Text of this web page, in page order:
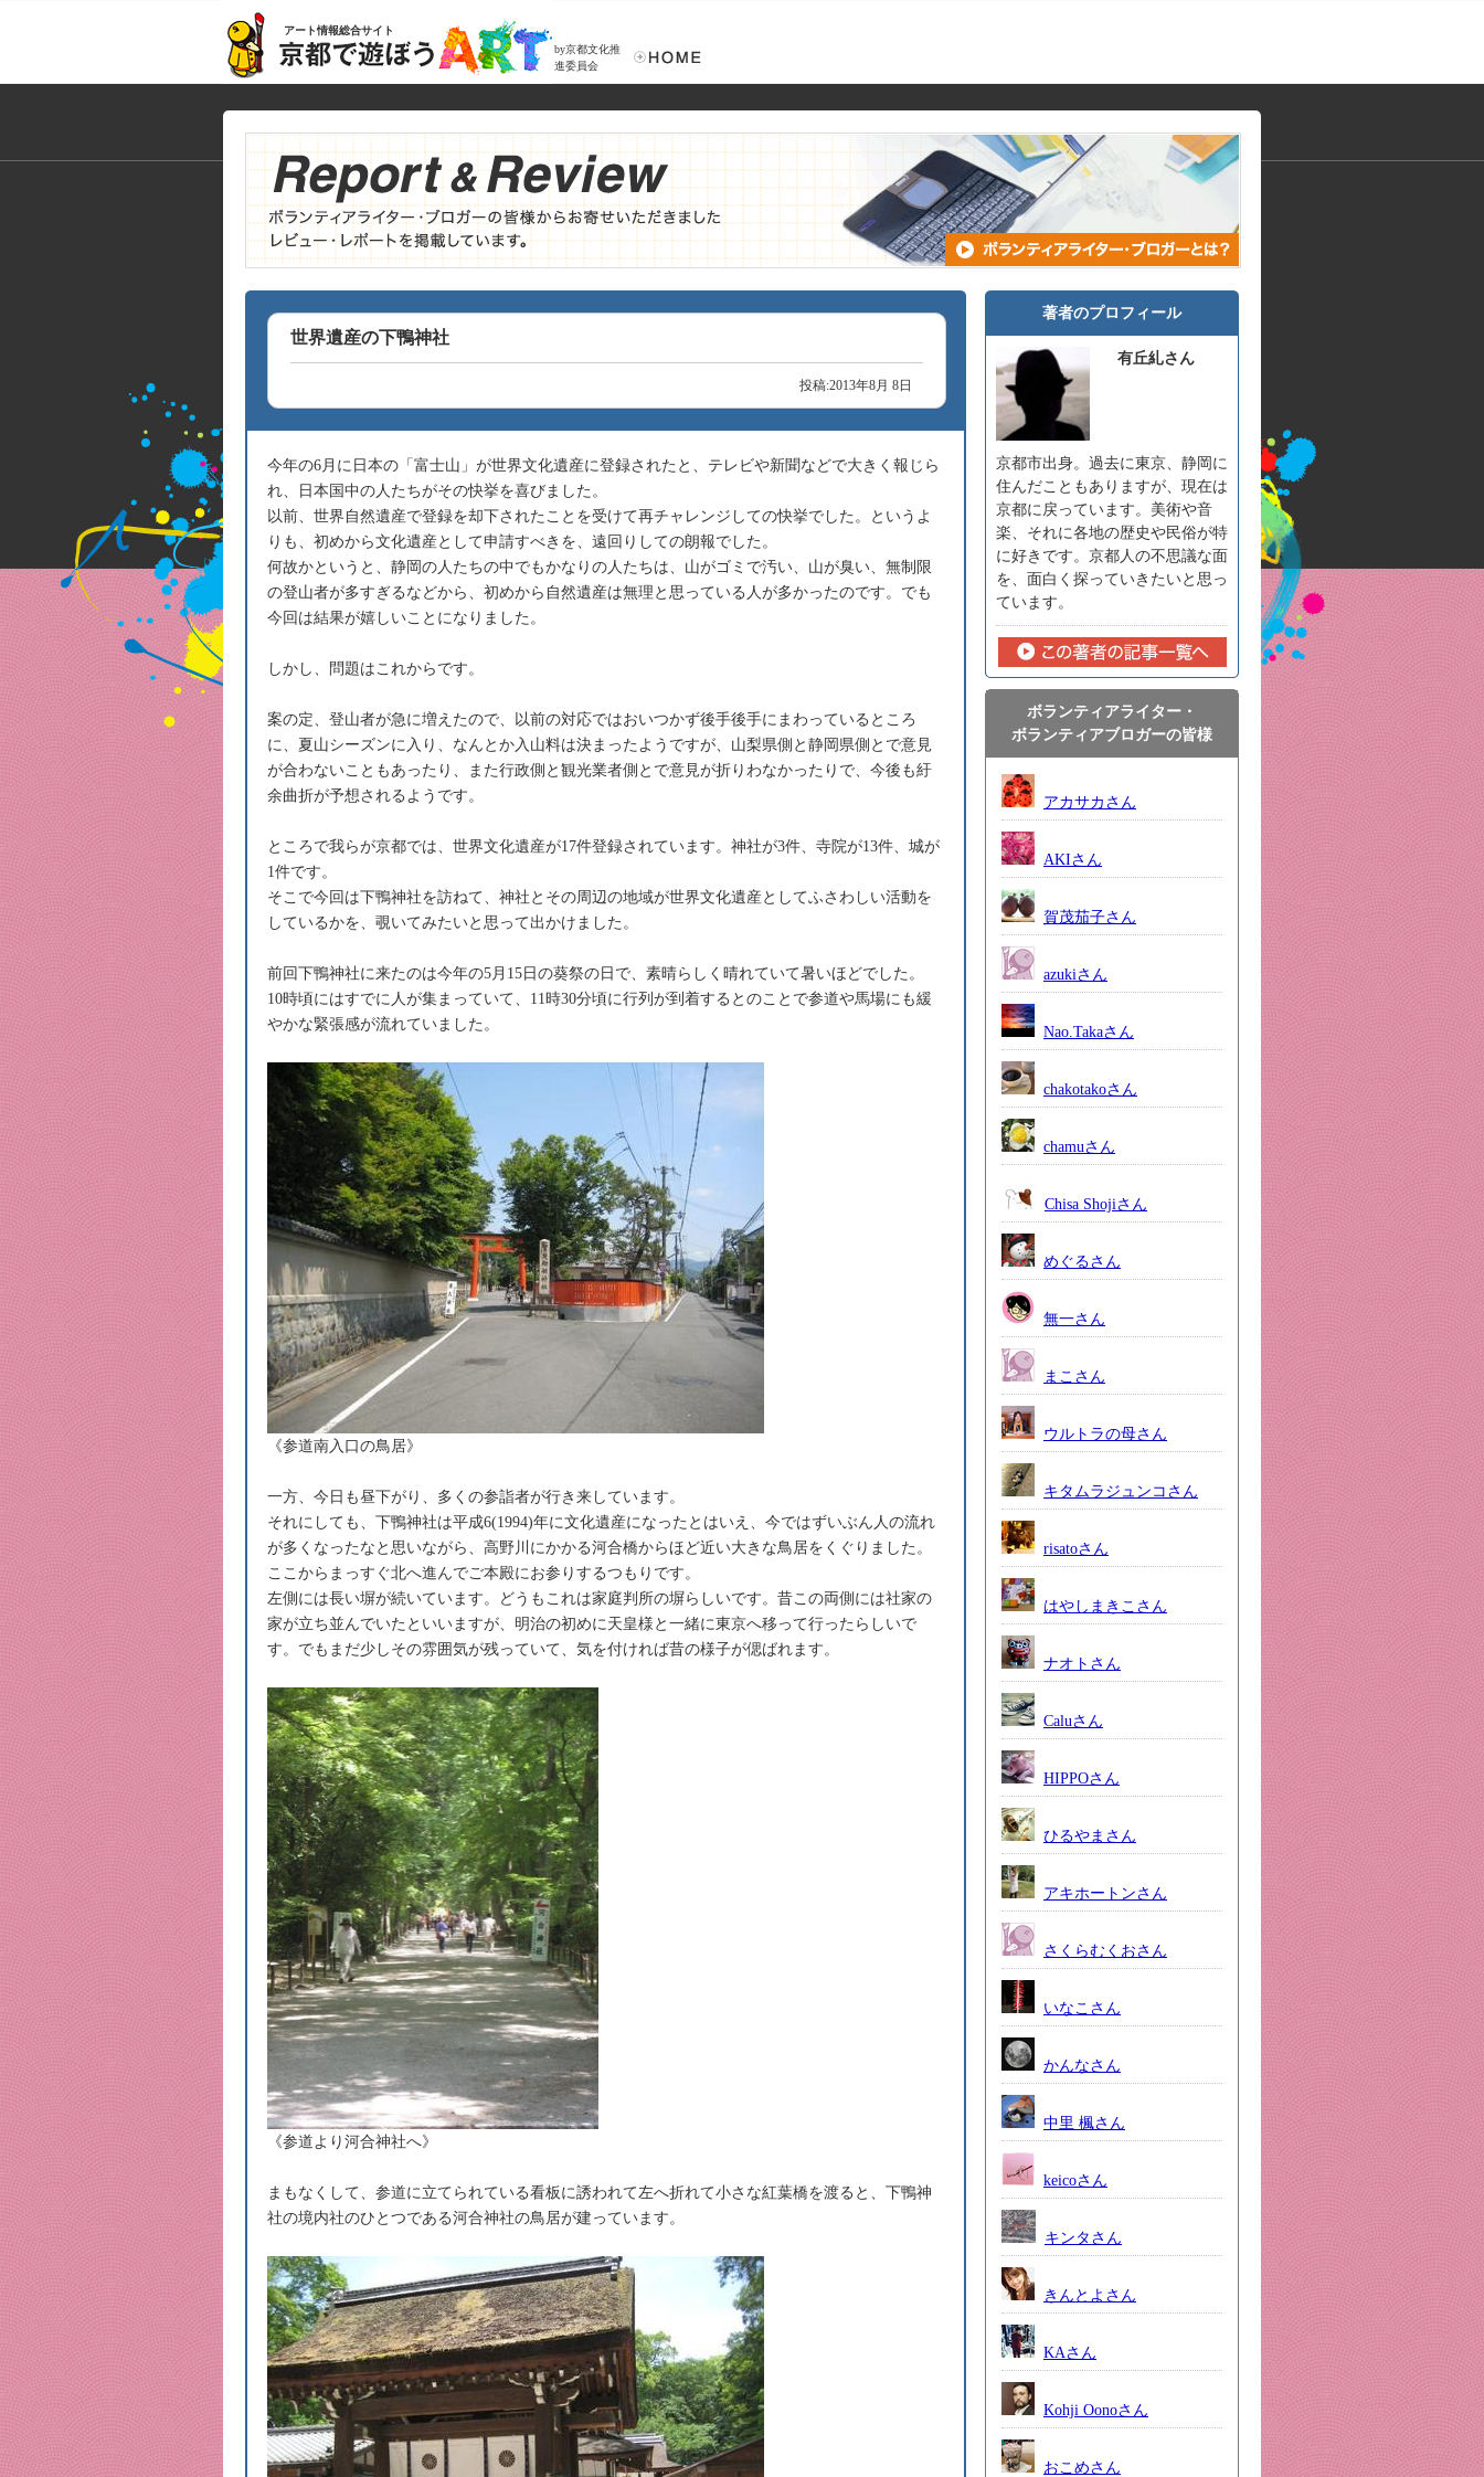
アート情報総合サイト
by京都文化推
進委員会
世界遺産の下鴨神社
投稿:2013年8月 8日
今年の6月に日本の「富士山」が世界文化遺産に登録されたと、テレビや新聞などで大きく報じら
れ、日本国中の人たちがその快挙を喜びました。
以前、世界自然遺産で登録を却下されたことを受けて再チャレンジしての快挙でした。というよ
りも、初めから文化遺産として申請すべきを、遠回りしての朗報でした。
何故かというと、静岡の人たちの中でもかなりの人たちは、山がゴミで汚い、山が臭い、無制限
の登山者が多すぎるなどから、初めから自然遺産は無理と思っている人が多かったのです。でも
今回は結果が嬉しいことになりました。
しかし、問題はこれからです。
案の定、登山者が急に増えたので、以前の対応ではおいつかず後手後手にまわっているところ
に、夏山シーズンに入り、なんとか入山料は決まったようですが、山梨県側と静岡県側とで意見
が合わないこともあったり、また行政側と観光業者側とで意見が折りわなかったりで、今後も紆
余曲折が予想されるようです。
ところで我らが京都では、世界文化遺産が17件登録されています。神社が3件、寺院が13件、城が
1件です。
そこで今回は下鴨神社を訪ねて、神社とその周辺の地域が世界文化遺産としてふさわしい活動を
しているかを、覗いてみたいと思って出かけました。
前回下鴨神社に来たのは今年の5月15日の葵祭の日で、素晴らしく晴れていて暑いほどでした。
10時頃にはすでに人が集まっていて、11時30分頃に行列が到着するとのことで参道や馬場にも緩
やかな緊張感が流れていました。
《参道南入口の鳥居》
一方、今日も昼下がり、多くの参詣者が行き来しています。
それにしても、下鴨神社は平成6(1994)年に文化遺産になったとはいえ、今ではずいぶん人の流れ
が多くなったなと思いながら、高野川にかかる河合橋からほど近い大きな鳥居をくぐりました。
ここからまっすぐ北へ進んでご本殿にお参りするつもりです。
左側には長い塀が続いています。どうもこれは家庭判所の塀らしいです。昔この両側には社家の
家が立ち並んでいたといいますが、明治の初めに天皇様と一緒に東京へ移って行ったらしいで
す。でもまだ少しその雰囲気が残っていて、気を付ければ昔の様子が偲ばれます。
《参道より河合神社へ》
まもなくして、参道に立てられている看板に誘われて左へ折れて小さな紅葉橋を渡ると、下鴨神
社の境内社のひとつである河合神社の鳥居が建っています。
著者のプロフィール
有丘糺さん
京都市出身。過去に東京、静岡に
住んだこともありますが、現在は
京都に戻っています。美術や音
楽、それに各地の歴史や民俗が特
に好きです。京都人の不思議な面
を、面白く探っていきたいと思っ
ています。
ボランティアライター・
ボランティアブロガーの皆様
アカサカさん
AKIさん
賀茂茄子さん
azukiさん
Nao.Takaさん
chakotakoさん
chamuさん
Chisa Shojiさん
めぐるさん
無一さん
まこさん
ウルトラの母さん
キタムラジュンコさん
risatoさん
はやしまきこさん
ナオトさん
Caluさん
HIPPOさん
ひるやまさん
アキホートンさん
さくらむくおさん
いなこさん
かんなさん
中里 楓さん
keicoさん
キンタさん
きんとよさん
KAさん
Kohji Oonoさん
おこめさん